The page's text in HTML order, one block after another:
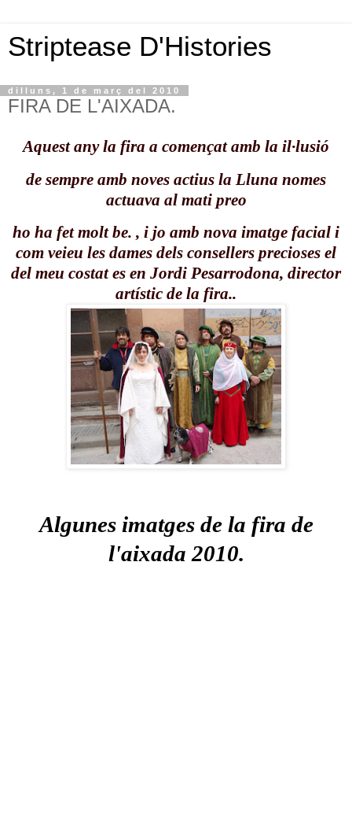
Striptease D'Histories
dilluns, 1 de març del 2010
FIRA DE L'AIXADA.
Aquest any la fira a començat amb la il·lusió
de sempre amb noves actius la Lluna nomes
actuava al mati preo
ho ha fet molt be. , i jo amb nova imatge facial i
com veieu les dames dels consellers precioses el
del meu costat es en Jordi Pesarrodona, director
artístic de la fira..
Algunes imatges de la fira de
l'aixada 2010.